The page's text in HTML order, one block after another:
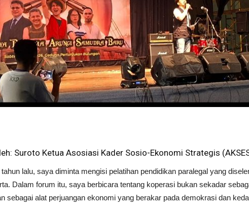
Suroto Ketua Asosiasi Kader Sosio-Ekonomi Strategis
lalu, saya diminta mengisi pelatihan pendidikan paralegal yang
Dalam forum itu, saya berbicara tentang koperasi bukan sekadar
sebagai alat perjuangan ekonomi yang berakar pada demokrasi dan